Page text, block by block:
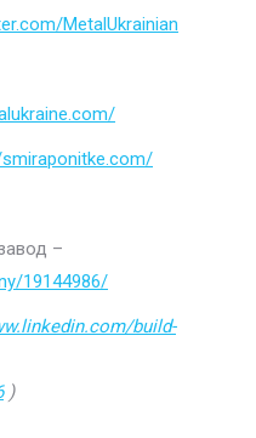
MetalUkrainian
–
19144986/
build-
)